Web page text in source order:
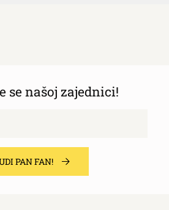
se našoj zajednici!
PAN FAN!